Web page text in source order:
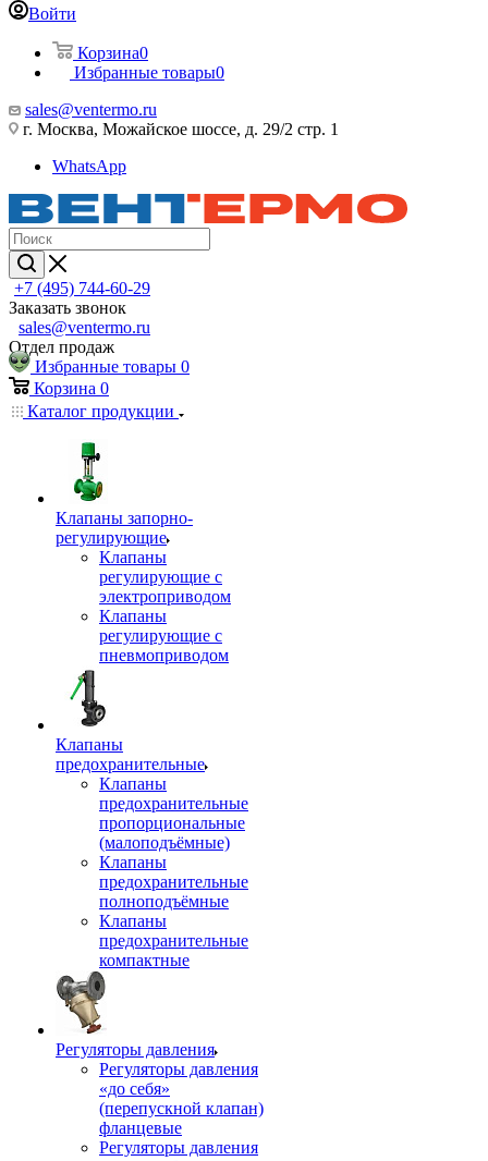
Войти
Корзина0
Избранные товары0
sales@ventermo.ru
г. Москва, Можайское шоссе, д. 29/2 стр. 1
WhatsApp
+7 (495) 744-60-29
Заказать звонок
sales@ventermo.ru
Отдел продаж
Избранные товары 0
Корзина 0
Каталог продукции
Клапаны запорно-
регулирующие
Клапаны
регулирующие с
электроприводом
Клапаны
регулирующие с
пневмоприводом
Клапаны
предохранительные
Клапаны
предохранительные
пропорциональные
(малоподъёмные)
Клапаны
предохранительные
полноподъёмные
Клапаны
предохранительные
компактные
Регуляторы давления
Регуляторы давления
«до себя»
(перепускной клапан)
фланцевые
Регуляторы давления